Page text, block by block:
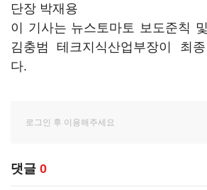
단장 박재용
이 기사는 뉴스토마토 보도준칙
김충범 테크지식산업부장이 최종
다.
댓글 0